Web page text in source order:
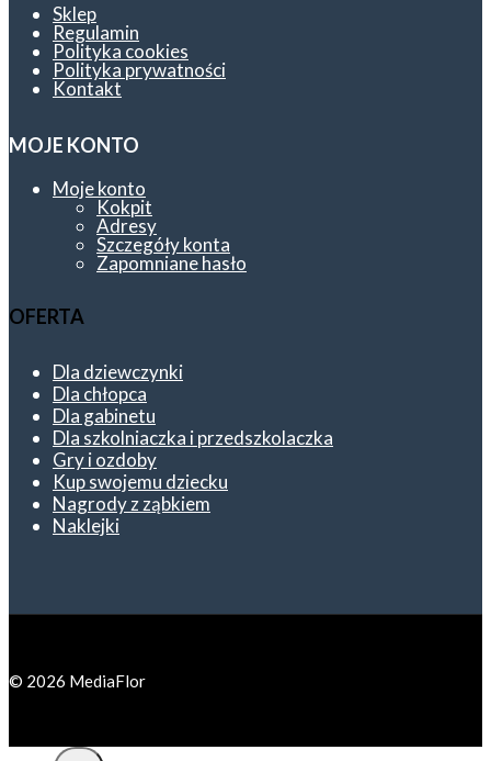
Sklep
Regulamin
Polityka cookies
Polityka prywatności
Kontakt
MOJE KONTO
Moje konto
Kokpit
Adresy
Szczegóły konta
Zapomniane hasło
OFERTA
Dla dziewczynki
Dla chłopca
Dla gabinetu
Dla szkolniaczka i przedszkolaczka
Gry i ozdoby
Kup swojemu dziecku
Nagrody z ząbkiem
Naklejki
© 2026 MediaFlor